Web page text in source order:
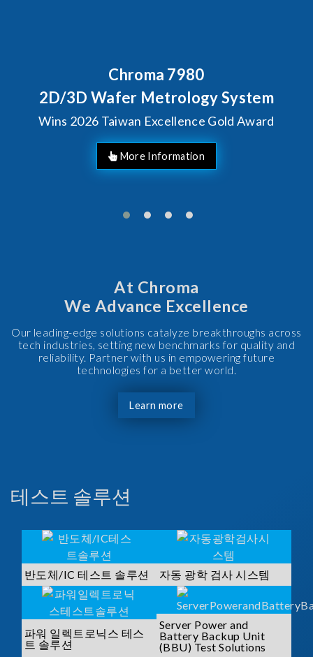
Behind Every Optics Breakthrough
Chroma's Reliability Test
Solutions for SiPh/PIC
Manufacturing
At Chroma
We Advance Excellence
Our leading-edge solutions catalyze breakthroughs across
tech industries, setting new benchmarks for quality and
reliability. Partner with us in empowering future
technologies for a better world.
Learn more
테스트 솔루션
반도체/IC 테스트 솔루션 자동 광학 검사 시스템
파워 일렉트로닉스 테스
트 솔루션
Server Power and
Battery Backup Unit
(BBU) Test Solutions